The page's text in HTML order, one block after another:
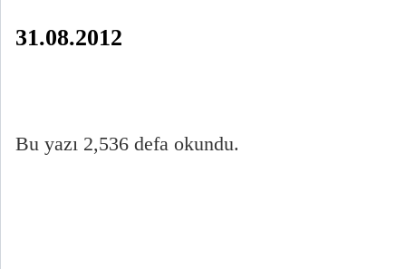
31.08.2012
Bu yazı 2,536 defa okundu.